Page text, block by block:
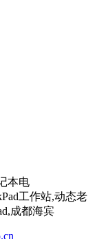
本电
工作站,动态老
成都海宾